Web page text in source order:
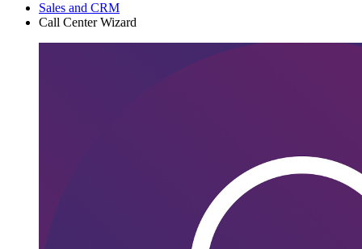
Sales and CRM
Call Center Wizard